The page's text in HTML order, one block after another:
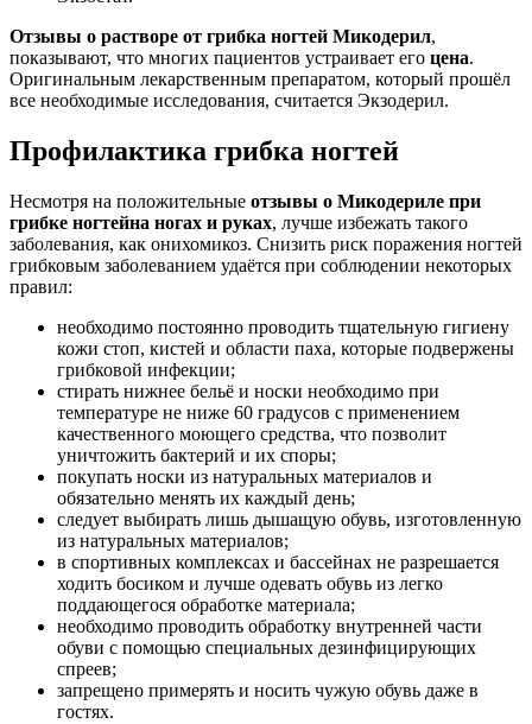
Отзывы о растворе от грибка ногтей Микодерил,
показывают, что многих пациентов устраивает его цена.
Оригинальным лекарственным препаратом, который прошёл
все необходимые исследования, считается Экзодерил.
Профилактика грибка ногтей
Несмотря на положительные отзывы о Микодериле при
грибке ногтейна ногах и руках, лучше избежать такого
заболевания, как онихомикоз. Снизить риск поражения ногтей
грибковым заболеванием удаётся при соблюдении некоторых
правил:
необходимо постоянно проводить тщательную гигиену
кожи стоп, кистей и области паха, которые подвержены
грибковой инфекции;
стирать нижнее бельё и носки необходимо при
температуре не ниже 60 градусов с применением
качественного моющего средства, что позволит
уничтожить бактерий и их споры;
покупать носки из натуральных материалов и
обязательно менять их каждый день;
следует выбирать лишь дышащую обувь, изготовленную
из натуральных материалов;
в спортивных комплексах и бассейнах не разрешается
ходить босиком и лучше одевать обувь из легко
поддающегося обработке материала;
необходимо проводить обработку внутренней части
обуви с помощью специальных дезинфицирующих
спреев;
запрещено примерять и носить чужую обувь даже в
гостях.